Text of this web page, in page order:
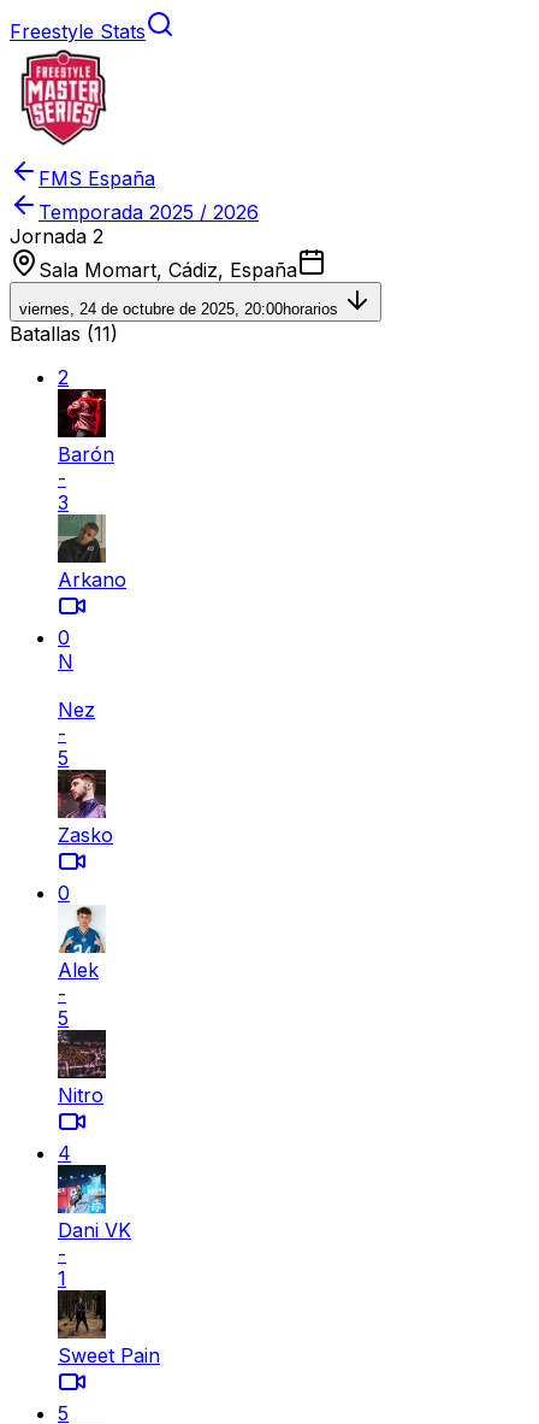
Freestyle Stats
FMS España
Temporada 2025 / 2026
Jornada 2
Sala Momart, Cádiz, España
viernes, 24 de octubre de 2025, 20:00horarios
Batallas (11)
2
Barón
-
3
Arkano
0
N
Nez
-
5
Zasko
0
Alek
-
5
Nitro
4
Dani VK
-
1
Sweet Pain
5